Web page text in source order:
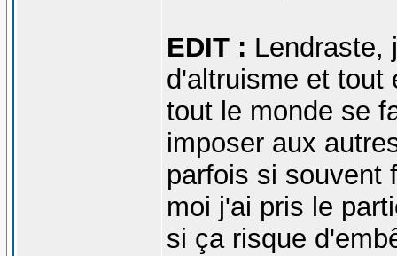
EDIT : Lendraste,
d'altruisme et tout
tout le monde se
imposer aux
parfois si souvent
moi j'ai pris le
si ça risque